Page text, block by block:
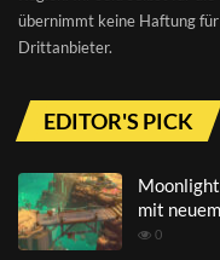
übernimmt keine Haftung
Drittanbieter.
EDITOR'S PICK
mit
0